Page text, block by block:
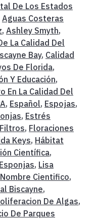
De Los Estados
Aguas Costeras
, Ashley Smyth,
La Calidad Del
Bay, Calidad
De Florida,
Y Educación,
En La Calidad Del
, Español, Espojas,
, Estrés
Filtros, Floraciones
Keys, Hábitat
Científica,
, Lisa
Nombre Cientifico,
Biscayne,
De Algas,
De Parques